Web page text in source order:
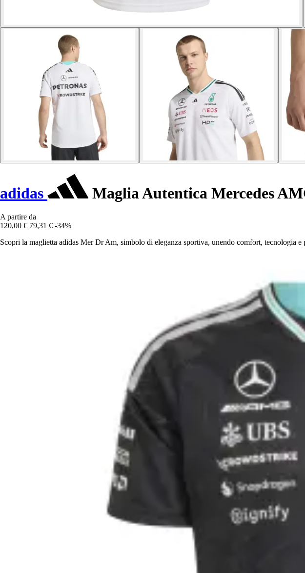
adidas Maglia Autentica Mercedes
A partire da
120,00 € 79,31 € -34%
Scopri la maglietta adidas Mer Dr Am, simbolo di eleganza sportiva, unendo comfort, tecnologia e